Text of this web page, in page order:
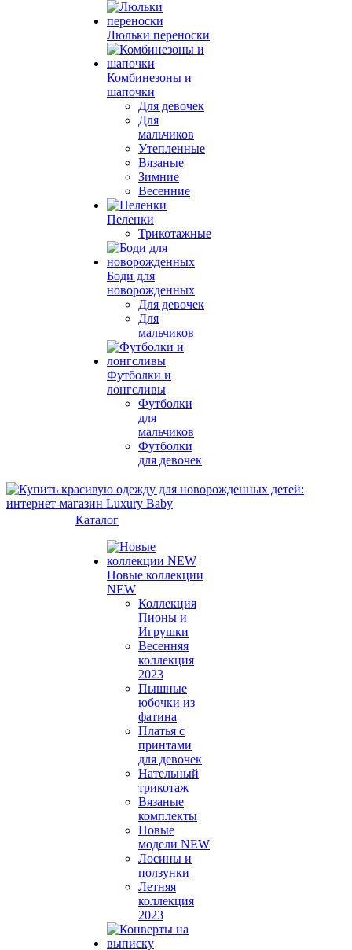
Люльки переноски
Комбинезоны и
шапочки
Для девочек
Для
мальчиков
Утепленные
Вязаные
Зимние
Весенние
Пеленки
Трикотажные
Боди для
новорожденных
Для девочек
Для
мальчиков
Футболки и
лонгсливы
Футболки
для
мальчиков
Футболки
для девочек
Каталог
Новые коллекции
NEW
Коллекция
Пионы и
Игрушки
Весенняя
коллекция
2023
Пышные
юбочки из
фатина
Платья с
принтами
для девочек
Нательный
трикотаж
Вязаные
комплекты
Новые
модели NEW
Лосины и
ползунки
Летняя
коллекция
2023